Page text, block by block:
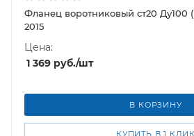
Фланец воротниковый ст20 Ду100
2015
Цена:
1 369 руб./шт
В КОРЗИНУ
КУПИТЬ В 1 КЛИК